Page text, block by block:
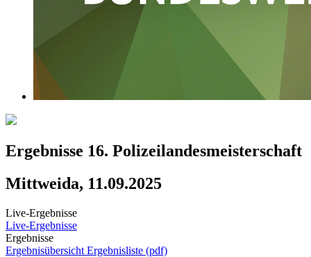
Ergebnisse 16. Polizeilandesmeisterschaft
Mittweida, 11.09.2025
Live-Ergebnisse
Live-Ergebnisse
Ergebnisse
Ergebnisübersicht Ergebnisliste (pdf)